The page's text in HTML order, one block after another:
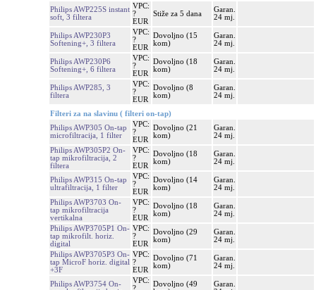
Philips AWP225S instant
soft, 3 filtera
VPC:
?
EUR
Stiže za 5 dana
Garan.
24 mj.
Philips AWP230P3
Softening+, 3 filtera
VPC:
?
EUR
Dovoljno (15
kom)
Garan.
24 mj.
Philips AWP230P6
Softening+, 6 filtera
VPC:
?
EUR
Dovoljno (18
kom)
Garan.
24 mj.
Philips AWP285, 3
filtera
VPC:
?
EUR
Dovoljno (8
kom)
Garan.
24 mj.
Filteri za na slavinu ( filteri on-tap)
Philips AWP305 On-tap
microfiltracija, 1 filter
VPC:
?
EUR
Dovoljno (21
kom)
Garan.
24 mj.
Philips AWP305P2 On-
tap mikrofiltracija, 2
filtera
VPC:
?
EUR
Dovoljno (18
kom)
Garan.
24 mj.
Philips AWP315 On-tap
ultrafiltracija, 1 filter
VPC:
?
EUR
Dovoljno (14
kom)
Garan.
24 mj.
Philips AWP3703 On-
tap mikrofiltracija
vertikalna
VPC:
?
EUR
Dovoljno (18
kom)
Garan.
24 mj.
Philips AWP3705P1 On-
tap mikrofilt. horiz.
digital
VPC:
?
EUR
Dovoljno (29
kom)
Garan.
24 mj.
Philips AWP3705P3 On-
tap MicroF horiz. digital
+3F
VPC:
?
EUR
Dovoljno (71
kom)
Garan.
24 mj.
Philips AWP3754 On-
VPC:
?
Dovoljno (49
Garan.